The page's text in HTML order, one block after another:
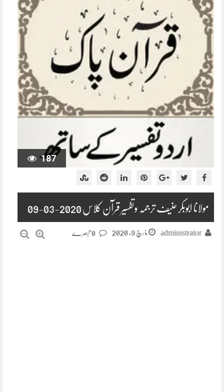
187
مولانا ابوبکر حنیف ترجمہ وتفسیر قرآن کلاس 2020-03-09
administrator مارچ 9, 2020